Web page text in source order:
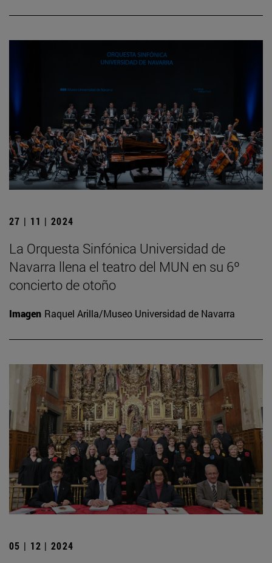
27 | 11 | 2024
La Orquesta Sinfónica Universidad de
Navarra llena el teatro del MUN en su 6º
concierto de otoño
Imagen Raquel Arilla/Museo Universidad de Navarra
05 | 12 | 2024